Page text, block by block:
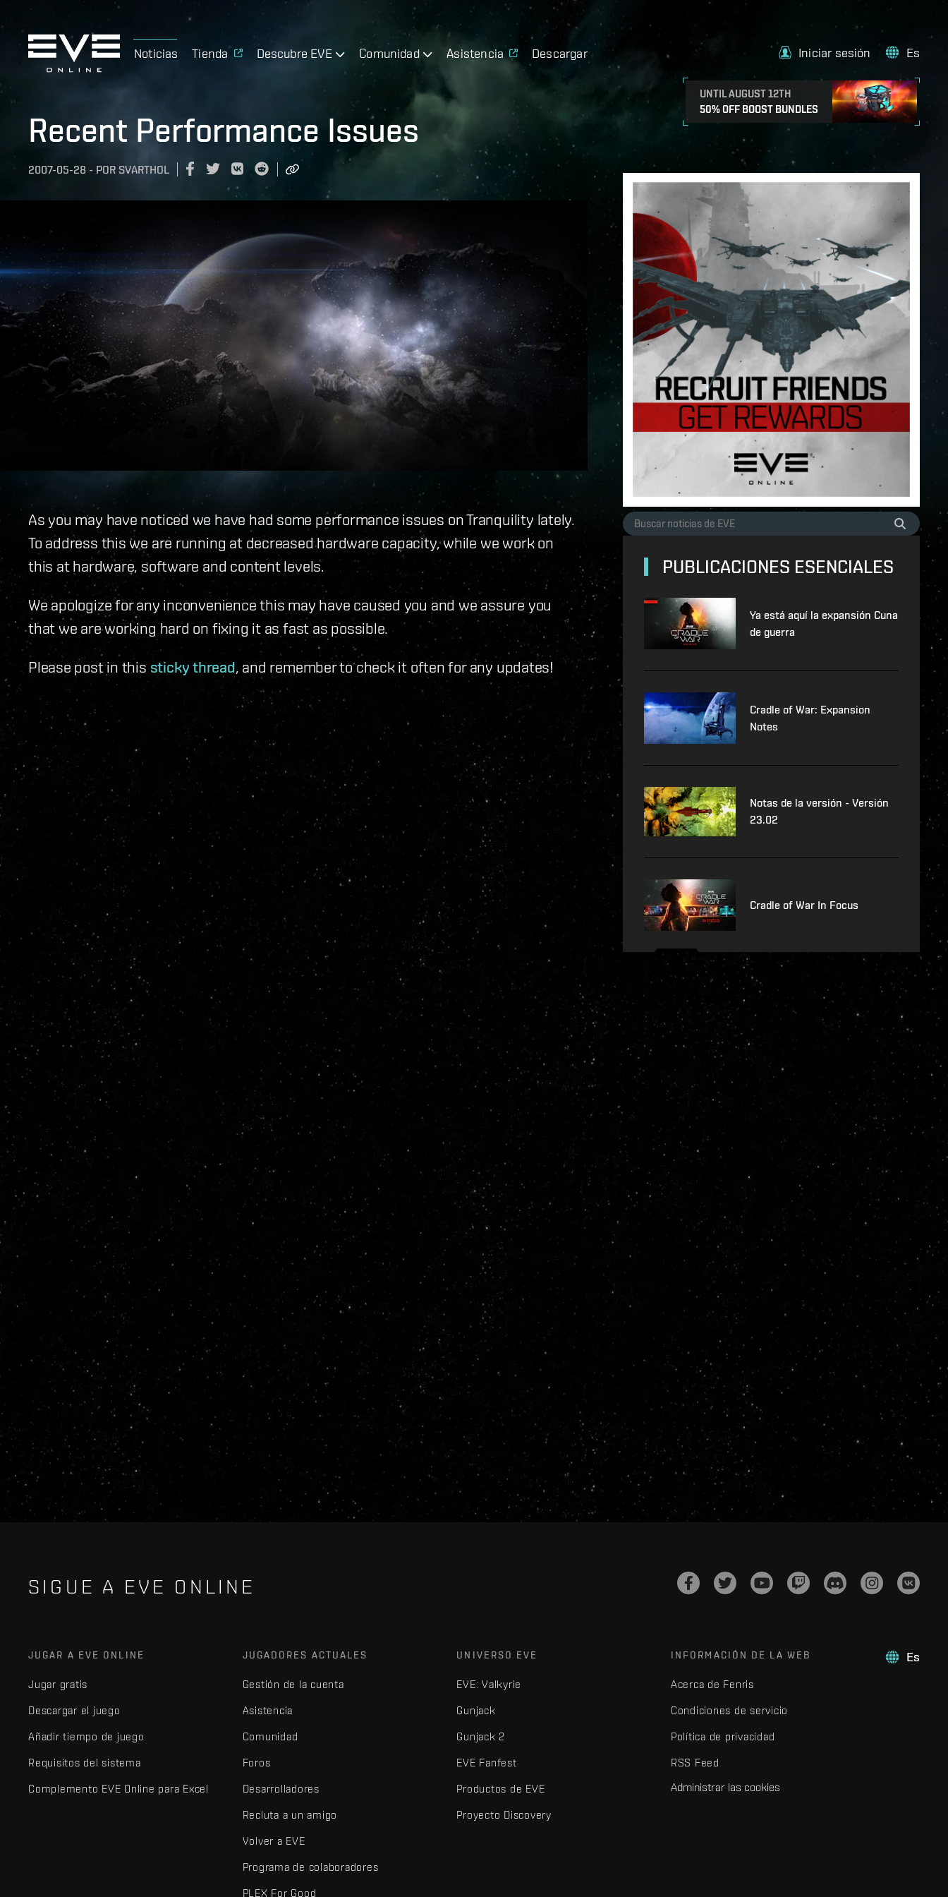
Noticias Tienda Descubre EVE Comunidad Asistencia Descargar
UNTIL AUGUST 12TH
50% OFF BOOST BUNDLES
Iniciar sesión Es
Recent Performance Issues
2007-05-28 - POR SVARTHOL
As you may have noticed we have had some performance issues on Tranquility lately.
To address this we are running at decreased hardware capacity, while we work on
this at hardware, software and content levels.
We apologize for any inconvenience this may have caused you and we assure you
that we are working hard on fixing it as fast as possible.
Please post in this sticky thread, and remember to check it often for any updates!
PUBLICACIONES ESENCIALES
Ya está aquí la expansión Cuna
de guerra
Cradle of War: Expansion
Notes
Notas de la versión - Versión
23.02
Cradle of War In Focus
SIGUE A EVE ONLINE
Es
JUGAR A EVE ONLINE
Jugar gratis
Descargar el juego
Añadir tiempo de juego
Requisitos del sistema
Complemento EVE Online para Excel
JUGADORES ACTUALES
Gestión de la cuenta
Asistencia
Comunidad
Foros
Desarrolladores
Recluta a un amigo
Volver a EVE
Programa de colaboradores
PLEX For Good
UNIVERSO EVE
EVE: Valkyrie
Gunjack
Gunjack 2
EVE Fanfest
Productos de EVE
Proyecto Discovery
INFORMACIÓN DE LA WEB
Acerca de Fenris
Condiciones de servicio
Política de privacidad
RSS Feed
Administrar las cookies